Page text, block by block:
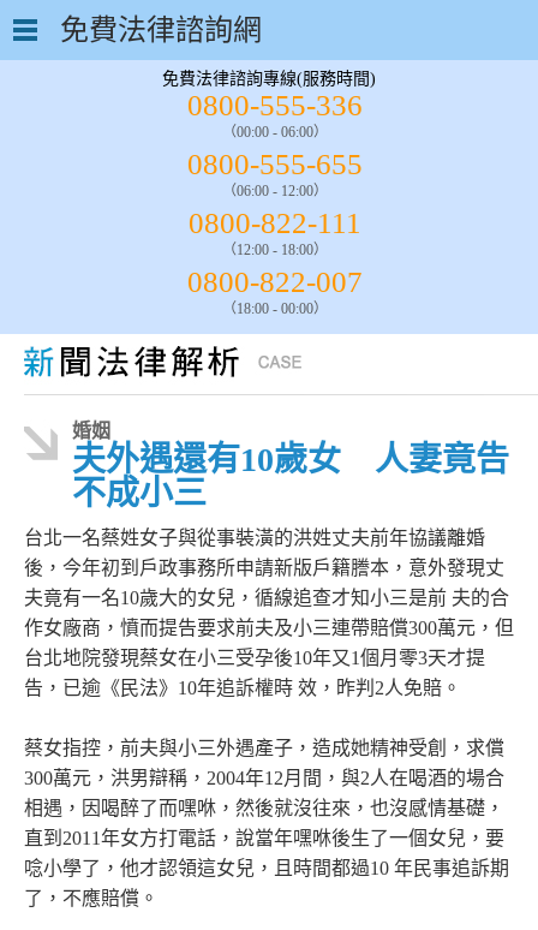
免費法律諮詢網
免費法律諮詢專線(服務時間)
0800-555-336
（00:00 - 06:00）
0800-555-655
（06:00 - 12:00）
0800-822-111
（12:00 - 18:00）
0800-822-007
（18:00 - 00:00）
婚姻
夫外遇還有10歲女 人妻竟告
不成小三
台北一名蔡姓女子與從事裝潢的洪姓丈夫前年協議離婚
後，今年初到戶政事務所申請新版戶籍謄本，意外發現丈
夫竟有一名10歲大的女兒，循線追查才知小三是前 夫的合
作女廠商，憤而提告要求前夫及小三連帶賠償300萬元，但
台北地院發現蔡女在小三受孕後10年又1個月零3天才提
告，已逾《民法》10年追訴權時 效，昨判2人免賠。
蔡女指控，前夫與小三外遇產子，造成她精神受創，求償
300萬元，洪男辯稱，2004年12月間，與2人在喝酒的場合
相遇，因喝醉了而嘿咻，然後就沒往來，也沒感情基礎，
直到2011年女方打電話，說當年嘿咻後生了一個女兒，要
唸小學了，他才認領這女兒，且時間都過10 年民事追訴期
了，不應賠償。